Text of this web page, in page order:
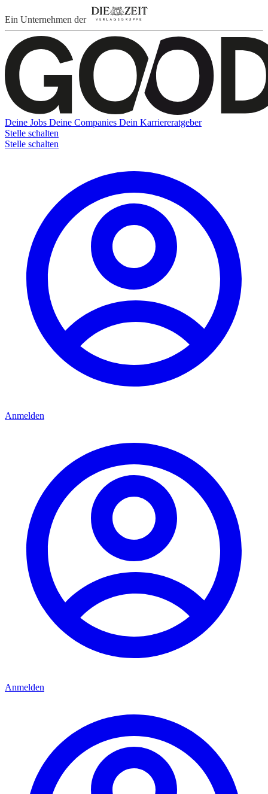
Ein Unternehmen der
Deine Jobs Deine Companies Dein Karriereratgeber
Stelle schalten
Stelle schalten
Anmelden
Anmelden